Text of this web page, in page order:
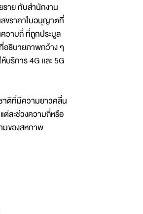
ราย กับสำนักงาน
ลขราคาใบอนุญาตที่
วามถี่ ที่ถูกประมูล
อธิบายภาพกว้าง ๆ
ริการ 4G และ 5G
าติที่มีความยาวคลื่น
ต่ละช่วงความถี่หรือ
มของสหภาพ